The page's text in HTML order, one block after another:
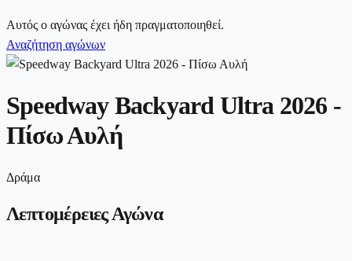
Αυτός ο αγώνας έχει ήδη πραγματοποιηθεί.
Αναζήτηση αγώνων
Speedway Backyard Ultra 2026 -
Πίσω Αυλή
Δράμα
Λεπτομέρειες Αγώνα